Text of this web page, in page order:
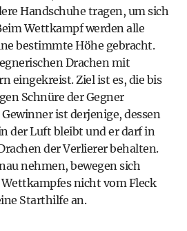
Handschuhe tragen, um sich
Wettkampf werden alle
bestimmte Höhe gebracht.
Drachen mit
eingekreist. Ziel ist es, die bis
Schnüre der Gegner
ist derjenige, dessen
der Luft bleibt und er darf in
der Verlierer behalten.
nehmen, bewegen sich
nicht vom Fleck
Starthilfe an.